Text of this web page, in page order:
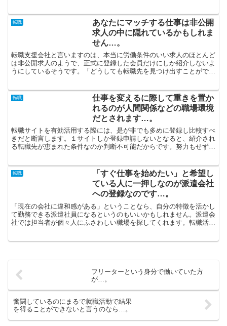
転職
あなたにマッチする仕事は非公開
求人の中に隠れているかもしれま
せん…。
転職支援会社と言いますのは、本当に労働条件のいい求人のほとんど
は非公開求人のようで、正式に登録した会員だけにしか紹介しないよ
うにしているそうです。「どうしても転職先を見つけ出すことができ
転職
仕事を変えるに際して重きを置か
れるのが人間関係などの職場環境
だとされます…。
転職サイトを有効活用する際には、是が非でも多めに登録し比較すべ
きだと断言します。１サイトしか登録申請しないとなると、紹介され
る転職先が恵まれた条件なのか判断不可能だからです。努力もせずに
転職
「すぐ仕事を始めたい」と希望し
ている人に一押しなのが派遣会社
への登録なのです…。
「現在の会社に違和感がある」ということなら、自分の特徴を活かし
て勤務できる派遣社員になるというのもいいかもしれません。派遣会
社では担当者が個々人にふさわしい職場を探してくれます。転職活動
フリーターという身分で働いていた方
が…。
奮闘しているのにまるで就職活動で結果
を得ることができないと言うのなら…。